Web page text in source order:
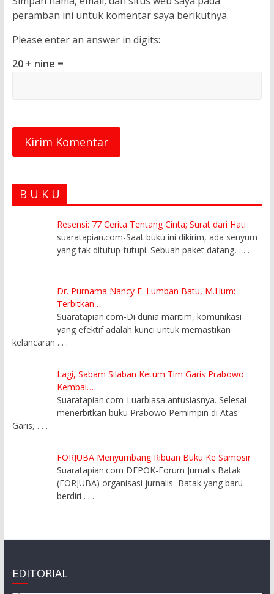
peramban ini untuk komentar saya berikutnya.
Please enter an answer in digits:
20 + nine =
B U K U
Resensi: 77 Cerita Tentang Cinta; Surat dari Hati
suaratapian.com-Saat buku ini dikirim, ada senyum
yang tak ditutup-tutupi. Sebuah paket datang, . . .
Dr. Purnama Nancy F. Lumban Batu, M.Hum:
Terbitkan…
Suaratapian.com-Di dunia maritim, komunikasi
yang efektif adalah kunci untuk memastikan
kelancaran . . .
Lagi, Sabam Silaban Ketum Tim Garis Prabowo
Kembal…
Suaratapian.com-Luarbiasa antusiasnya. Selesai
menerbitkan buku Prabowo Pemimpin di Atas
Garis, . . .
FORJUBA Menyumbang Ribuan Buku Ke Samosir
Suaratapian.com DEPOK-Forum Jurnalis Batak
(FORJUBA) organisasi jurnalis Batak yang baru
berdiri . . .
EDITORIAL